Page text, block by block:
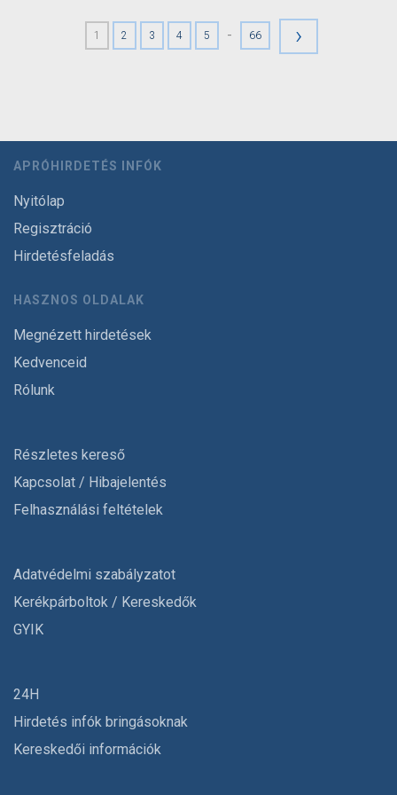
1 2 3 4 5 - 66 ›
APRÓHIRDETÉS INFÓK
Nyitólap
Regisztráció
Hirdetésfeladás
HASZNOS OLDALAK
Megnézett hirdetések
Kedvenceid
Rólunk
Részletes kereső
Kapcsolat / Hibajelentés
Felhasználási feltételek
Adatvédelmi szabályzatot
Kerékpárboltok / Kereskedők
GYIK
24H
Hirdetés infók bringásoknak
Kereskedői információk